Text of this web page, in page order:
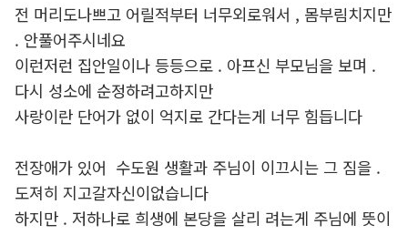
전 머리도나쁘고 어릴적부터 너무외로워서 , 몸부림치지만
. 안풀어주시네요
이런저런 집안일이나 등등으로 . 아프신 부모님을 보며 .
다시 성소에 순정하려고하지만
사랑이란 단어가 없이 억지로 간다는게 너무 힘듭니다
전장애가 있어 수도원 생활과 주님이 이끄시는 그 짐을 .
도져히 지고갈자신이없습니다
하지만 . 저하나로 희생에 본당을 살리 려는게 주님에 뜻이